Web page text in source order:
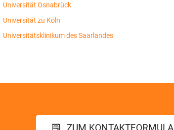
Universität Osnabrück
Universität zu Köln
Universitätsklinikum des Saarlandes